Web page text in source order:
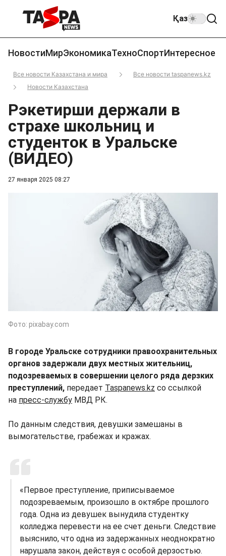
Қаз
НовостиМирЭкономикаТехноСпортИнтересное
Все новости Казахстана и мира
Все новости taspanews.kz
Новости Казахстана
27 января 2025 08:27
Рэкетирши держали в
страхе школьниц и
студенток в Уральске
(ВИДЕО)
Фото: pixabay.com
В городе Уральске сотрудники правоохранительных
органов задержали двух местных жительниц,
подозреваемых в совершении целого ряда дерзких
преступлений, передает Taspanews.kz со ссылкой
на пресс-службу МВД РК.
По данным следствия, девушки замешаны в
вымогательстве, грабежах и кражах.
«Первое преступление, приписываемое
подозреваемым, произошло в октябре прошлого
года. Одна из девушек вынудила студентку
колледжа перевести на ее счет деньги. Следствие
выяснило, что одна из задержанных неоднократно
нарушала закон, действуя с особой дерзостью.